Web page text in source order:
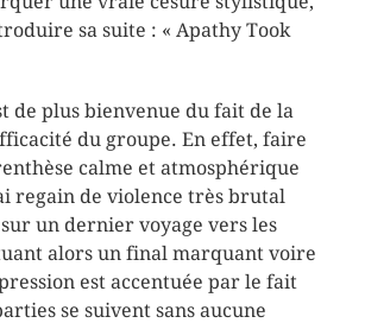
sa suite : « Apathy Took
de plus bienvenue du fait de la
du groupe. En effet, faire
calme et atmosphérique
regain de violence très brutal
un dernier voyage vers les
alors un final marquant voire
est accentuée par le fait
se suivent sans aucune